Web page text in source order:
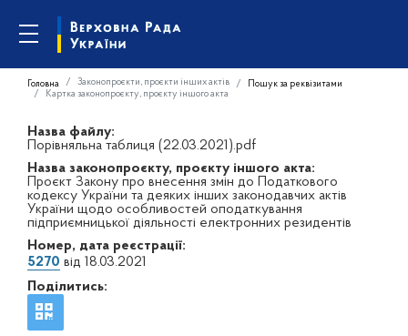
Головна Законопроєкти, проєкти інших актів
Пошук за реквізитами
Картка законопроєкту, проєкту іншого акта
Назва файлу:
Порівняльна таблиця (22.03.2021).pdf
Назва законопроєкту, проєкту іншого акта:
Проєкт Закону про внесення змін до Податкового
кодексу України та деяких інших законодавчих актів
України щодо особливостей оподаткування
підприємницької діяльності електронних резидентів
Номер, дата реєстрації:
5270 від 18.03.2021
Поділитись: